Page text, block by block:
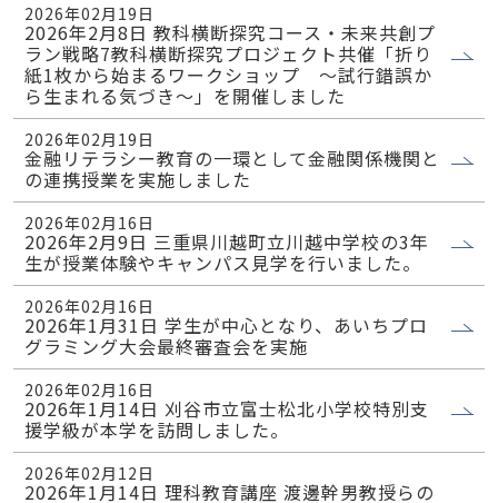
2026年02月19日
2026年2月8日 教科横断探究コース・未来共創プ
ラン戦略7教科横断探究プロジェクト共催「折り
紙1枚から始まるワークショップ ～試行錯誤か
ら生まれる気づき～」を開催しました
2026年02月19日
金融リテラシー教育の一環として金融関係機関と
の連携授業を実施しました
2026年02月16日
2026年2月9日 三重県川越町立川越中学校の3年
生が授業体験やキャンパス見学を行いました。
2026年02月16日
2026年1月31日 学生が中心となり、あいちプロ
グラミング大会最終審査会を実施
2026年02月16日
2026年1月14日 刈谷市立富士松北小学校特別支
援学級が本学を訪問しました。
2026年02月12日
2026年1月14日 理科教育講座 渡邊幹男教授らの